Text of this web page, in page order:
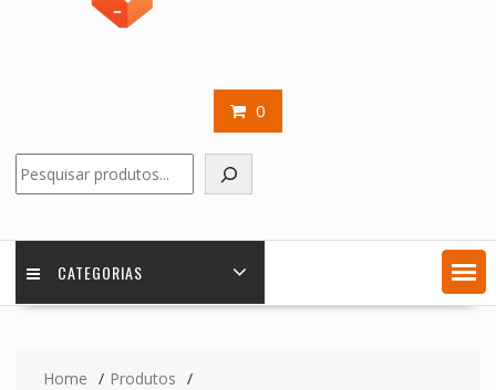
0
CATEGORIAS
Home
Produtos